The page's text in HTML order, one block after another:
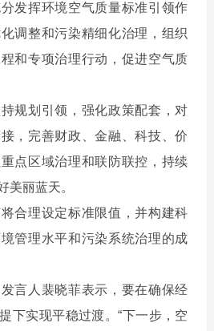
发挥环境空气质量标准引领作
调整和污染精细化治理，组织
和专项治理行动，促进空气质
规划引领，强化政策配套，对
，完善财政、金融、科技、价
点区域治理和联防联控，持续
好美丽蓝天。
合理设定标准限值，并构建科
管理水平和污染系统治理的成
言人裴晓菲表示，要在确保经
下实现平稳过渡。“下一步，空